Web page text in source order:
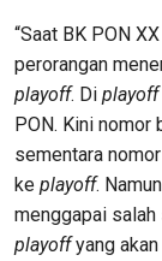
“Saat BK PON
perorangan
playoff. Di playoff
PON. Kini nomor
sementara
ke playoff.
menggapai
playoffyang